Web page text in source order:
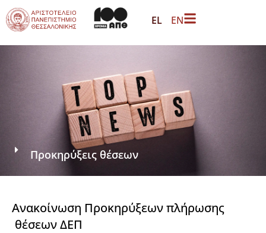
EL EN
Προκηρύξεις θέσεων
Ανακοίνωση Προκηρύξεων πλήρωσης
θέσεων ΔΕΠ